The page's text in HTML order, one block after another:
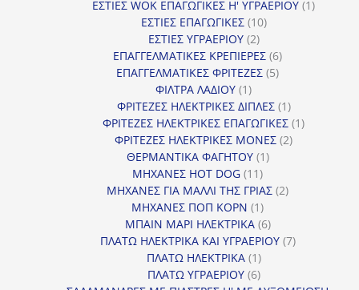
προϊόντα
ΕΣΤΙΕΣ WOK ΕΠΑΓΩΓΙΚΕΣ Η' ΥΓΡΑΕΡΙΟΥ 11
ΕΣΤΙΕΣ ΕΠΑΓΩΓΙΚΕΣ 1010
ΕΣΤΙΕΣ ΥΓΡΑΕΡΙΟΥ 22
προϊόντα
ΕΠΑΓΓΕΛΜΑΤΙΚΕΣ ΚΡΕΠΙΕΡΕΣ 66
προϊόντα
ΕΠΑΓΓΕΛΜΑΤΙΚΕΣ ΦΡΙΤΕΖΕΣ 55
ΦΙΛΤΡΑ ΛΑΔΙΟΥ 11
προϊόν
ΦΡΙΤΕΖΕΣ ΗΛΕΚΤΡΙΚΕΣ ΔΙΠΛΕΣ 11
προϊόν
ΦΡΙΤΕΖΕΣ ΗΛΕΚΤΡΙΚΕΣ ΕΠΑΓΩΓΙΚΕΣ 11
ΦΡΙΤΕΖΕΣ ΗΛΕΚΤΡΙΚΕΣ ΜΟΝΕΣ 22
ΘΕΡΜΑΝΤΙΚΑ ΦΑΓΗΤΟΥ 11
ΜΗΧΑΝΕΣ HOT DOG 1111
προϊόντα
ΜΗΧΑΝΕΣ ΓΙΑ ΜΑΛΛΙ ΤΗΣ ΓΡΙΑΣ 22
ΜΗΧΑΝΕΣ ΠΟΠ ΚΟΡΝ 11
προϊόν
ΜΠΑΙΝ ΜΑΡΙ ΗΛΕΚΤΡΙΚΑ 66
προϊόντα
ΠΛΑΤΩ ΗΛΕΚΤΡΙΚΑ ΚΑΙ ΥΓΡΑΕΡΙΟΥ 77
ΠΛΑΤΩ ΗΛΕΚΤΡΙΚΑ 11
προϊόν
ΠΛΑΤΩ ΥΓΡΑΕΡΙΟΥ 66